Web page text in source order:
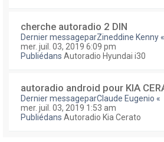
cherche autoradio 2 DIN
Dernier messageparZineddine Kenny «
mer. juil. 03, 2019 6:09 pm
Publiédans Autoradio Hyundai i30
autoradio android pour KIA
Dernier messageparClaude Eugenio «
mer. juil. 03, 2019 1:53 am
Publiédans Autoradio Kia Cerato